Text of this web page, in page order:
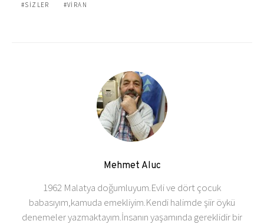
SIZLER
VIRAN
Mehmet Aluc
1962 Malatya doğumluyum.Evli ve dört çocuk
babasıyım,kamuda emekliyim.Kendi halimde şiir öykü
denemeler yazmaktayım.İnsanın yaşamında gereklidir bir